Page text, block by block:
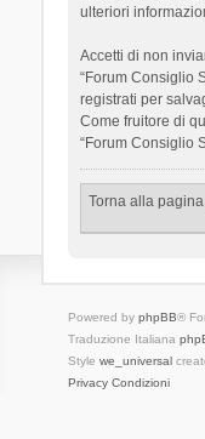
ulteriori
Accetti di non
“Forum Consiglio
registrati per
Come fruitore di
“Forum Consiglio
Torna alla
Powered by phpBB®
Traduzione Italiana
Style we_universal
Privacy Condizioni